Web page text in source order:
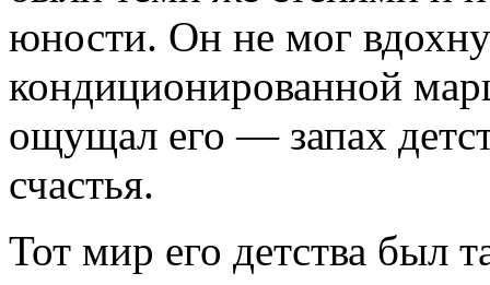
юности. Он не мог
кондиционированной
ощущал его — запах
счастья.
Тот мир его детства